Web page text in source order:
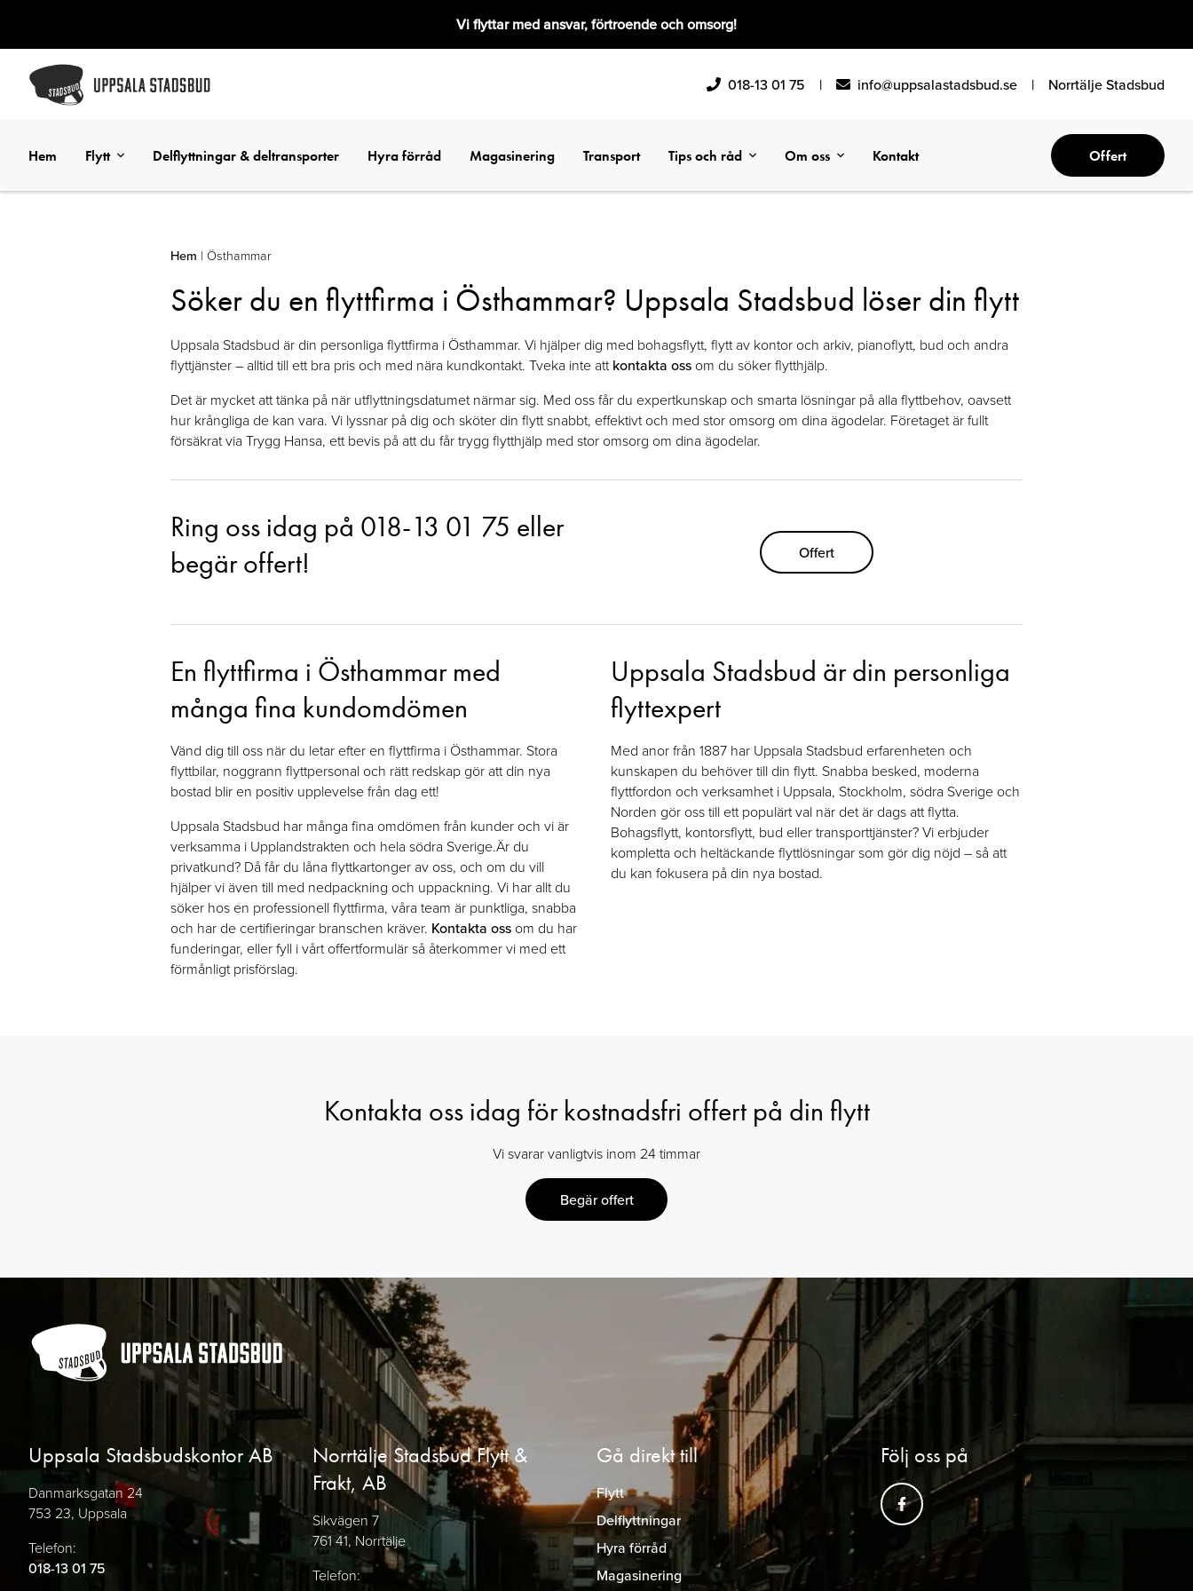
Vi flyttar med ansvar, förtroende och omsorg!
018-13 01 75 | info@uppsalastadsbud.se | Norrtälje Stadsbud
Hem Flytt Delflyttningar & deltransporter Hyra förråd Magasinering Transport Tips och råd Om oss Kontakt Offert
Hem | Östhammar
Söker du en flyttfirma i Östhammar? Uppsala Stadsbud löser din flytt
Uppsala Stadsbud är din personliga flyttfirma i Östhammar. Vi hjälper dig med bohagsflytt, flytt av kontor och arkiv, pianoflytt, bud och andra
flyttjänster – alltid till ett bra pris och med nära kundkontakt. Tveka inte attkontakta oss om du söker flytthjälp.
Det är mycket att tänka på när utflyttningsdatumet närmar sig. Med oss får du expertkunskap och smarta lösningar på alla flyttbehov, oavsett
hur krångliga de kan vara. Vi lyssnar på dig och sköter din flytt snabbt, effektivt och med stor omsorg om dina ägodelar. Företaget är fullt
försäkrat via Trygg Hansa, ett bevis på att du får trygg flytthjälp med stor omsorg om dina ägodelar.
Ring oss idag på 018-13 01 75 eller
begär offert!
Offert
En flyttfirma i Östhammar med
många fina kundomdömen
Vänd dig till oss när du letar efter en flyttfirma i Östhammar. Stora
flyttbilar, noggrann flyttpersonal och rätt redskap gör att din nya
bostad blir en positiv upplevelse från dag ett!
Uppsala Stadsbud har många fina omdömen från kunder och vi är
verksamma i Upplandstrakten och hela södra Sverige.Är du
privatkund? Då får du låna flyttkartonger av oss, och om du vill
hjälper vi även till med nedpackning och uppackning. Vi har allt du
söker hos en professionell flyttfirma, våra team är punktliga, snabba
och har de certifieringar branschen kräver. Kontakta oss om du har
funderingar, eller fyll i vårt offertformulär så återkommer vi med ett
förmånligt prisförslag.
Uppsala Stadsbud är din personliga
flyttexpert
Med anor från 1887 har Uppsala Stadsbud erfarenheten och
kunskapen du behöver till din flytt. Snabba besked, moderna
flyttfordon och verksamhet i Uppsala, Stockholm, södra Sverige och
Norden gör oss till ett populärt val när det är dags att flytta.
Bohagsflytt, kontorsflytt, bud eller transporttjänster? Vi erbjuder
kompletta och heltäckande flyttlösningar som gör dig nöjd – så att
du kan fokusera på din nya bostad.
Kontakta oss idag för kostnadsfri offert på din flytt
Vi svarar vanligtvis inom 24 timmar
Begär offert
Uppsala Stadsbudskontor AB
Danmarksgatan 24
753 23, Uppsala
Telefon:
018-13 01 75
Norrtälje Stadsbud Flytt &
Frakt, AB
Sikvägen 7
761 41, Norrtälje
Telefon:
Gå direkt till
Flytt
Delflyttningar
Hyra förråd
Magasinering
Följ oss på